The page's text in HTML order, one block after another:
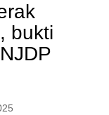
bukti